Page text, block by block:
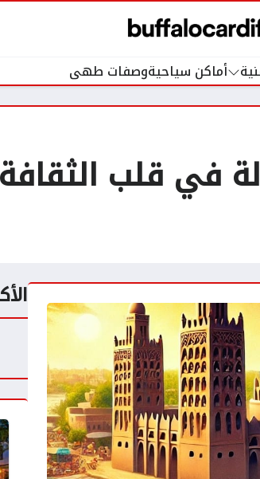
أماكن سياحيةوصفات طهى
في قلب الثقافة